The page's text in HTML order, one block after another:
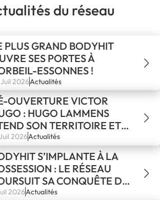
du réseau
PLUS GRAND BODYHIT
SES PORTES À
ESSONNES !
2026Actualités
OUVERTURE VICTOR
: HUGO LAMMENS
SON TERRITOIRE ET
SA PRÉSENCE
LE RÉSEAU
2026Actualités
S’IMPLANTE À LA
: LE RÉSEAU
SA CONQUÊTE DE
RÉUNION
2026Actualités